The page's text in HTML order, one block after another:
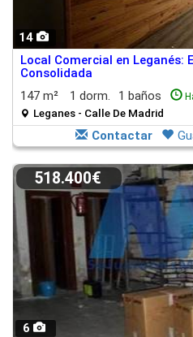
14
Local Comercial en Leganés:
Consolidada
147 m²
1 dorm. 1 baños
Leganes - Calle De Madrid
Contactar
6
518.400€